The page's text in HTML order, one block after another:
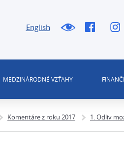
English
MEDZINÁRODNÉ VZŤAHY
Komentáre z roku 2017 1. Odliv